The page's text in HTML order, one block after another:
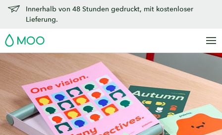
Zu
Hauptinhalt
Innerhalb von 48 Stunden gedruckt, mit kostenloser
Lieferung.
MOO